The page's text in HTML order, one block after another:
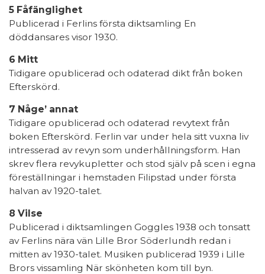
5 Fåfänglighet
Publicerad i Ferlins första diktsamling En
döddansares visor 1930.
6 Mitt
Tidigare opublicerad och odaterad dikt från boken
Efterskörd.
7 Någe’ annat
Tidigare opublicerad och odaterad revytext från
boken Efterskörd. Ferlin var under hela sitt vuxna liv
intresserad av revyn som underhållningsform. Han
skrev flera revykupletter och stod själv på scen i egna
föreställningar i hemstaden Filipstad under första
halvan av 1920-talet.
8 Vilse
Publicerad i diktsamlingen Goggles 1938 och tonsatt
av Ferlins nära vän Lille Bror Söderlundh redan i
mitten av 1930-talet. Musiken publicerad 1939 i Lille
Brors vissamling När skönheten kom till byn.